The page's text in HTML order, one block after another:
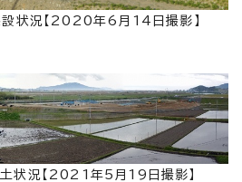
設状況【2020年6月14日撮影】
状況【2021年5月19日撮影】